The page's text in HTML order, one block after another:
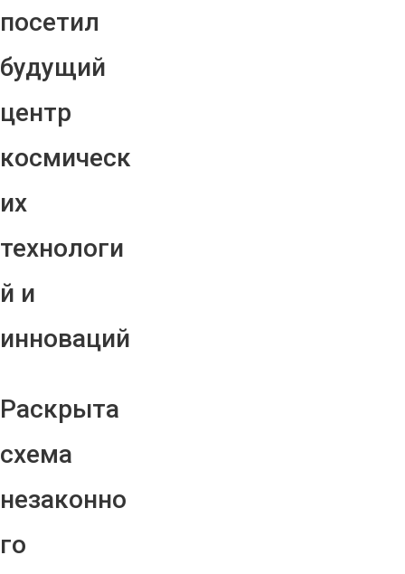
посетил
будущий
центр
космическ
их
технологи
й и
инноваций
Раскрыта
схема
незаконно
го